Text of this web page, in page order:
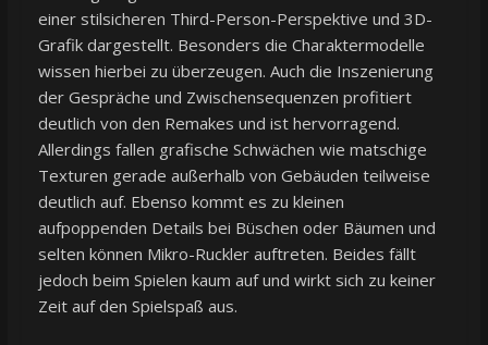
einer stilsicheren Third-Person-Perspektive und 3D-
Grafik dargestellt. Besonders die Charaktermodelle
wissen hierbei zu überzeugen. Auch die Inszenierung
der Gespräche und Zwischensequenzen profitiert
deutlich von den Remakes und ist hervorragend.
Allerdings fallen grafische Schwächen wie matschige
Texturen gerade außerhalb von Gebäuden teilweise
deutlich auf. Ebenso kommt es zu kleinen
aufpoppenden Details bei Büschen oder Bäumen und
selten können Mikro-Ruckler auftreten. Beides fällt
jedoch beim Spielen kaum auf und wirkt sich zu keiner
Zeit auf den Spielspaß aus.